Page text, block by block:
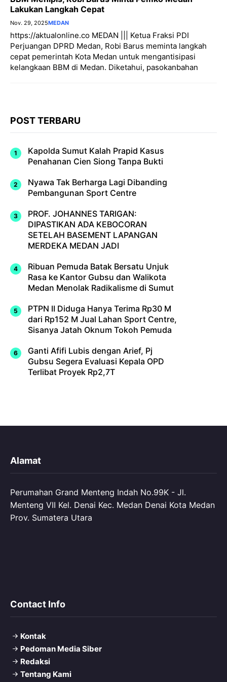
Lakukan Langkah Cepat
Nov. 29, 2025MEDAN
https://aktualonline.co MEDAN ||| Ketua Fraksi PDI
Perjuangan DPRD Medan, Robi Barus meminta langkah
cepat pemerintah Kota Medan untuk mengantisipasi
kelangkaan BBM di Medan. Diketahui, pasokanbahan
POST TERBARU
Kapolda Sumut Kalah Prapid Kasus
Penahanan Cien Siong Tanpa Bukti
Nyawa Tak Berharga Lagi Dibanding
Pembangunan Sport Centre
PROF. JOHANNES TARIGAN:
DIPASTIKAN ADA KEBOCORAN
SETELAH BASEMENT LAPANGAN
MERDEKA MEDAN JADI
Ribuan Pemuda Batak Bersatu Unjuk
Rasa ke Kantor Gubsu dan Walikota
Medan Menolak Radikalisme di Sumut
PTPN II Diduga Hanya Terima Rp30 M
dari Rp152 M Jual Lahan Sport Centre,
Sisanya Jatah Oknum Tokoh Pemuda
Ganti Afifi Lubis dengan Arief, Pj
Gubsu Segera Evaluasi Kepala OPD
Terlibat Proyek Rp2,7T
Alamat
Perumahan Grand Menteng Indah No.99K - Jl.
Menteng VII Kel. Denai Kec. Medan Denai Kota Medan
Prov. Sumatera Utara
Contact Info
Kontak
Pedoman Media Siber
Redaksi
Tentang Kami